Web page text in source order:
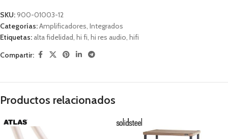
SKU:900-01003-12
Categorías:Amplificadores, Integrados
Etiquetas: alta fidelidad, hi fi, hi res audio, hifi
Compartir:
Productos relacionados